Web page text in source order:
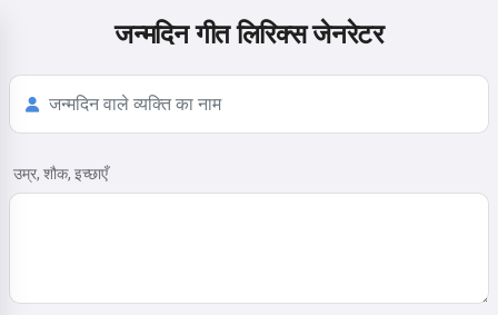
जन्मदिन गीत लिरिक्स जेनरेटर
उम्र, शौक, इच्छाएँ